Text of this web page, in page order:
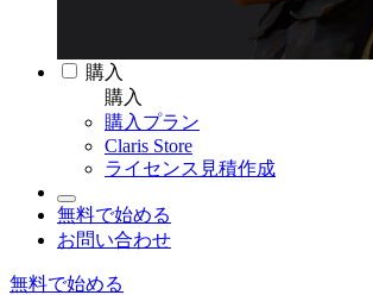
購入
購入
購入プラン
Claris Store
ライセンス見積作成
無料で始める
お問い合わせ
無料で始める